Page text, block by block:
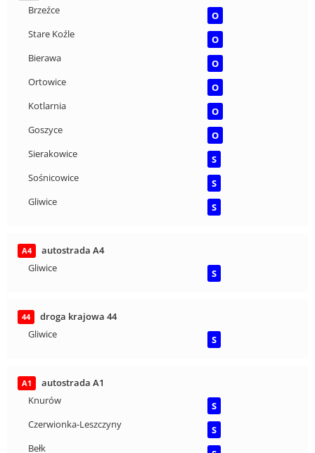
Brzeźce
O
Stare Koźle
O
Bierawa
O
Ortowice
O
Kotlarnia
O
Goszyce
O
Sierakowice
S
Sośnicowice
S
Gliwice
S
A4
autostrada A4
Gliwice
S
44
droga krajowa 44
Gliwice
S
A1
autostrada A1
Knurów
S
Czerwionka-Leszczyny
S
Bełk